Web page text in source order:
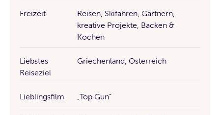
Freizeit
Reisen, Skifahren, Gärtnern,
kreative Projekte, Backen &
Kochen
Liebstes
Reiseziel
Griechenland, Österreich
Lieblingsfilm „Top Gun“